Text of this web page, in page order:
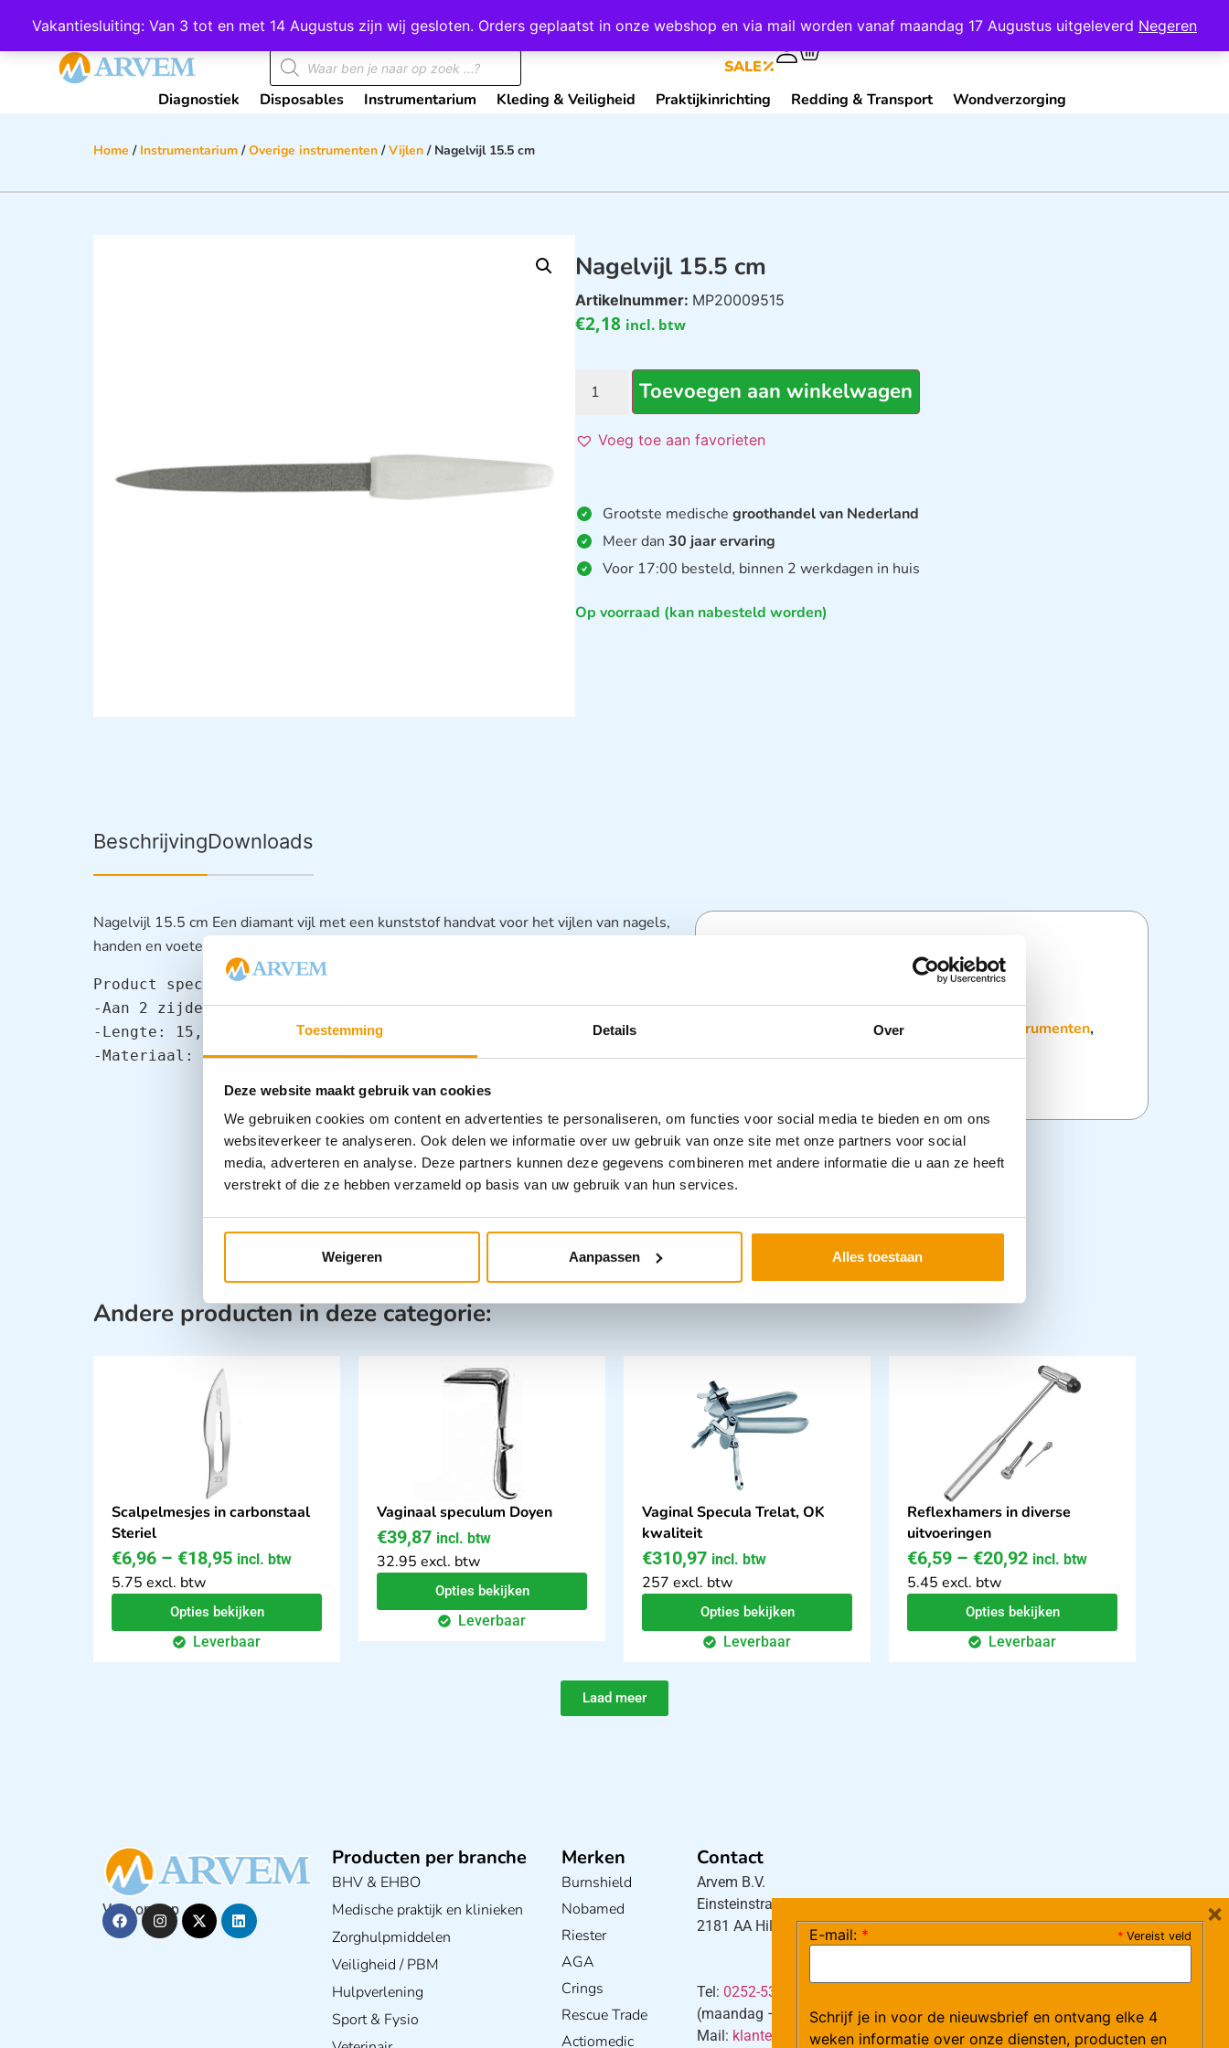
Toestemming Details Over
Deze website maakt gebruik van cookies
We gebruiken cookies om content en advertenties te personaliseren, om functies voor social media te bieden en om ons
websiteverkeer te analyseren. Ook delen we informatie over uw gebruik van onze site met onze partners voor social
media, adverteren en analyse. Deze partners kunnen deze gegevens combineren met andere informatie die u aan ze heeft
verstrekt of die ze hebben verzameld op basis van uw gebruik van hun services.
Weigeren Aanpassen Alles toestaan
Vakantiesluiting: Van 3 tot en met 14 Augustus zijn wij gesloten. Orders geplaatst in onze webshop en via mail worden vanaf maandag 17 Augustus uitgeleverd Negeren
Wij scoren een 4,8 op Google Mijn Account Contact
SALE
Diagnostiek Disposables Instrumentarium Kleding & Veiligheid Praktijkinrichting Redding & Transport Wondverzorging
Home / Instrumentarium /Overige instrumenten /Vijlen / Nagelvijl 15.5 cm
Nagelvijl 15.5 cm
Artikelnummer: MP20009515
€2,18 incl. btw
Toevoegen aan winkelwagen
Voeg toe aan favorieten
Grootste medischegroothandel van Nederland
Meer dan30 jaar ervaring
Voor 17:00 besteld, binnen 2 werkdagen in huis
Op voorraad (kan nabesteld worden)
BeschrijvingDownloads
Nagelvijl 15.5 cm Een diamant vijl met een kunststof handvat voor het vijlen van nagels,
handen en voeten.
Product specificaties van de nagelvijl 15,5cm
-Aan 2 zijden te gebruiken
-Lengte: 15,5cm
-Materiaal: diamant
Instrumentarium Overige instrumenten,
Andere producten in deze categorie:
Scalpelmesjes in carbonstaal
Steriel
€6,96 – €18,95 incl. btw
5.75 excl. btw
Opties bekijken
Leverbaar
Vaginaal speculum Doyen
€39,87 incl. btw
32.95 excl. btw
Opties bekijken
Leverbaar
Vaginal Specula Trelat, OK
kwaliteit
€310,97 incl. btw
257 excl. btw
Opties bekijken
Leverbaar
Reflexhamers in diverse
uitvoeringen
€6,59 – €20,92 incl. btw
5.45 excl. btw
Opties bekijken
Leverbaar
Laad meer
Volg ons op
Producten per branche
BHV & EHBO
Medische praktijk en klinieken
Zorghulpmiddelen
Veiligheid / PBM
Hulpverlening
Sport & Fysio
Merken
Burnshield
Nobamed
Riester
AGA
Crings
Rescue Trade
Actiomedic
Contact
Arvem B.V.
Einsteinstraat 5
2181 AA Hillegom
Tel: 0252-533256
(maandag – donderdag 08:30-17:15 uur / vrijdag 08:30-16:00 uur)
Mail: klantenservice@arvem.nl
* Vereist veld
E-mail: *
Schrijf je in voor de nieuwsbrief en ontvang elke 4
weken informatie over onze diensten, producten en
×